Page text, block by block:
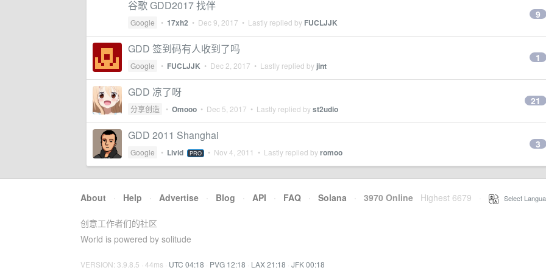
谷歌 GDD2017 找伴
Google • 17xh2 • Dec 9, 2017 • Lastly replied by FUCLJJK
9
GDD 签到码有人收到了吗
Google • FUCLJJK • Dec 2, 2017 • Lastly replied by jint
1
GDD 凉了呀
分享创造 • Omooo • Dec 5, 2017 • Lastly replied byst2udio
21
GDD 2011 Shanghai
Google • Livid PRO • Nov 4, 2011 • Lastly replied byromoo
3
About · Help · Advertise · Blog · API · FAQ · Solana · 3970 Online Highest 6679 Select
创意工作者们的社区
World is powered by solitude
VERSION: 3.9.8.5 · 44ms · UTC 04:18 · PVG 12:18 · LAX 21:18 · JFK 00:18